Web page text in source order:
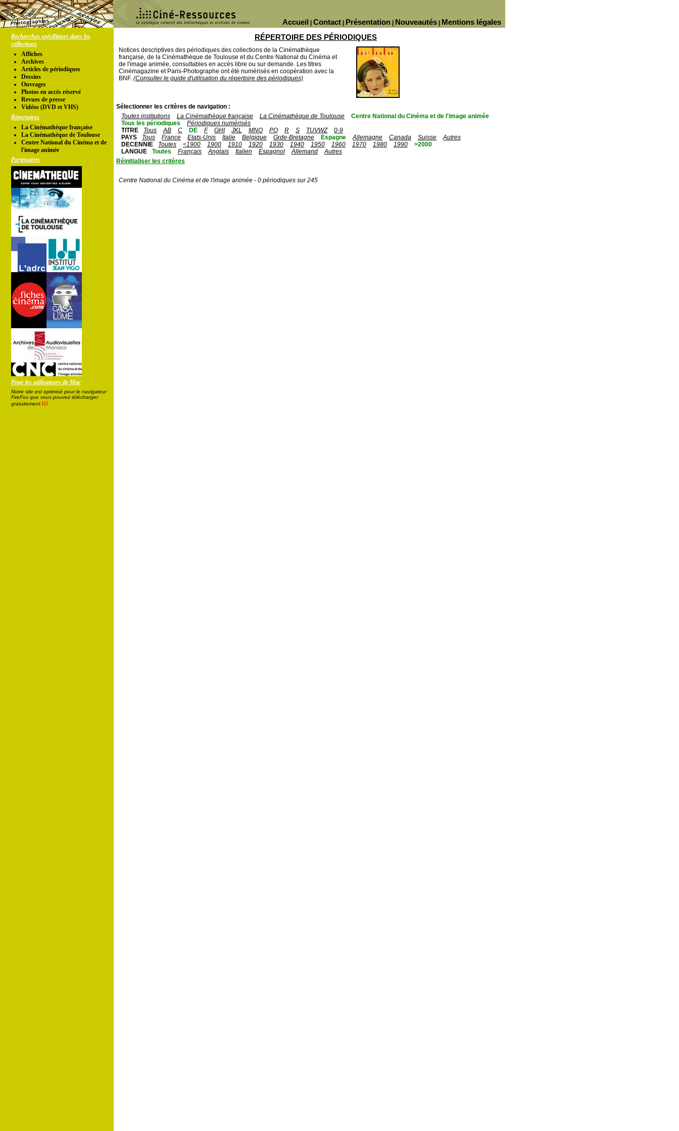
Mentions légales
Nouveautés
Présentation
Contact
Accueil
Recherches spécifiques dans les
collections
Affiches
Archives
Articles de périodiques
Dessins
Ouvrages
Photos en accés réservé
Revues de presse
Vidéos (DVD et VHS)
Répertoires
La Cinémathèque française
La Cinémathèque de Toulouse
Centre National du Cinéma et de
l'image animée
Partenaires
Pour les utilisateurs de Mac
Notre site est optimisé pour le navigateur
FireFox que vous pouvez télécharger
gratuitement ici
RÉPERTOIRE DES PÉRIODIQUES
Notices descriptives des périodiques des collections de la Cinémathèque
française, de la Cinémathèque de Toulouse et du Centre National du Cinéma et
de l'image animée, consultables en accès libre ou sur demande. Les titres
Cinémagazine et Paris-Photographe ont été numérisés en coopération avec la
BNF. (Consulter le guide d'utilisation du répertoire des périodiques)
Sélectionner les critères de navigation :
Toutes institutions
La Cinémathèque française La Cinémathèque de Toulouse
Centre National du Cinéma et de l'image animée
Tous les périodiques
Périodiques numérisés
TITRE
Tous AB C DE F GHI JKL MNO PQ R S TUVWZ
0-9
PAYS
Tous France Etats-Unis Italie Belgique Grde-Bretagne Espagne Allemagne Canada Suisse
Autres
DECENNIE
Toutes <1900 1900 1910 1920 1930 1940 1950 1960 1970 1980 1990
>2000
LANGUE
Toutes Français Anglais Italien Espagnol Allemand
Autres
Réinitialiser les critères
Centre National du Cinéma et de l'image animée - 0 périodiques sur 245